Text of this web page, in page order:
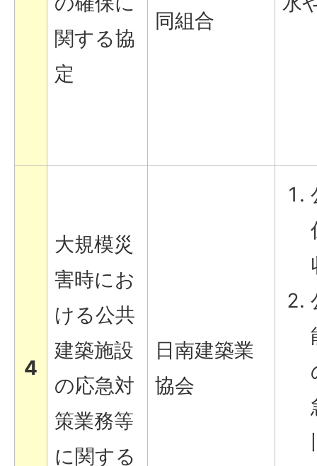
関する協
定
同組合
4
大規模災
害時にお
ける公共
建築施設
の応急対
策業務等
に関する
日南建築業
協会